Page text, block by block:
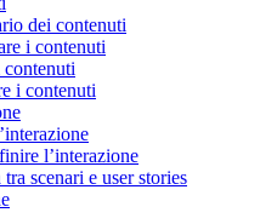
dei contenuti
i contenuti
i contenuti
l’interazione
scenari e user stories